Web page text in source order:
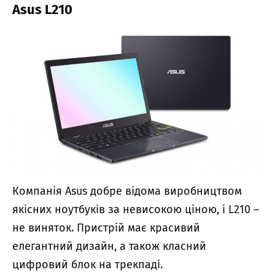
Asus L210
Компанія Asus добре відома виробництвом
якісних ноутбуків за невисокою ціною, і L210 –
не виняток. Пристрій має красивий
елегантний дизайн, а також класний
цифровий блок на трекпаді.